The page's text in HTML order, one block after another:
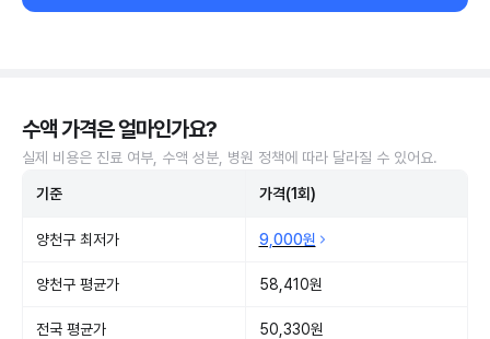
수액 가격은 얼마인가요?
실제 비용은 진료 여부, 수액 성분, 병원 정책에 따라 달라질 수 있어요.
기준 가격(1회)
양천구 최저가 9,000원
양천구 평균가 58,410원
전국 평균가 50,330원